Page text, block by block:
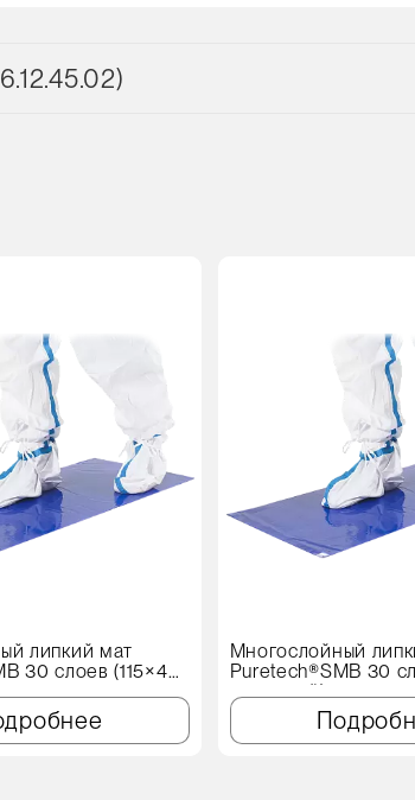
липкий мат
30 слоев (115×45
Многослойный
Puretech®SMB 30
см, синий)